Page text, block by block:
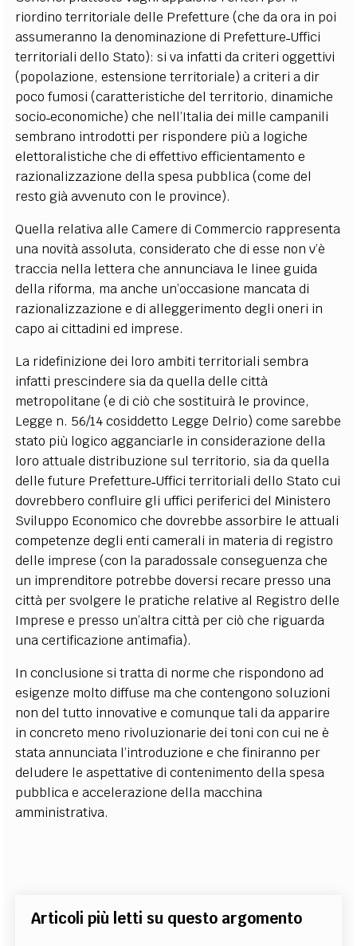
riordino territoriale delle Prefetture (che da ora in poi
assumeranno la denominazione di Prefetture˗Uffici
territoriali dello Stato): si va infatti da criteri oggettivi
(popolazione, estensione territoriale) a criteri a dir
poco fumosi (caratteristiche del territorio, dinamiche
socio˗economiche) che nell’Italia dei mille campanili
sembrano introdotti per rispondere più a logiche
elettoralistiche che di effettivo efficientamento e
razionalizzazione della spesa pubblica (come del
resto già avvenuto con le province).
Quella relativa alle Camere di Commercio rappresenta
una novità assoluta, considerato che di esse non v’è
traccia nella lettera che annunciava le linee guida
della riforma, ma anche un’occasione mancata di
razionalizzazione e di alleggerimento degli oneri in
capo ai cittadini ed imprese.
La ridefinizione dei loro ambiti territoriali sembra
infatti prescindere sia da quella delle città
metropolitane (e di ciò che sostituirà le province,
Legge n. 56/14 cosiddetto Legge Delrio) come sarebbe
stato più logico agganciarle in considerazione della
loro attuale distribuzione sul territorio, sia da quella
delle future Prefetture˗Uffici territoriali dello Stato cui
dovrebbero confluire gli uffici periferici del Ministero
Sviluppo Economico che dovrebbe assorbire le attuali
competenze degli enti camerali in materia di registro
delle imprese (con la paradossale conseguenza che
un imprenditore potrebbe doversi recare presso una
città per svolgere le pratiche relative al Registro delle
Imprese e presso un’altra città per ciò che riguarda
una certificazione antimafia).
In conclusione si tratta di norme che rispondono ad
esigenze molto diffuse ma che contengono soluzioni
non del tutto innovative e comunque tali da apparire
in concreto meno rivoluzionarie dei toni con cui ne è
stata annunciata l’introduzione e che finiranno per
deludere le aspettative di contenimento della spesa
pubblica e accelerazione della macchina
amministrativa.
Articoli più letti su questo argomento